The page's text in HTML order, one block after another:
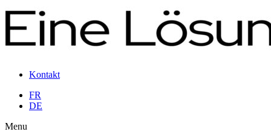
Kontakt
FR
DE
Menu